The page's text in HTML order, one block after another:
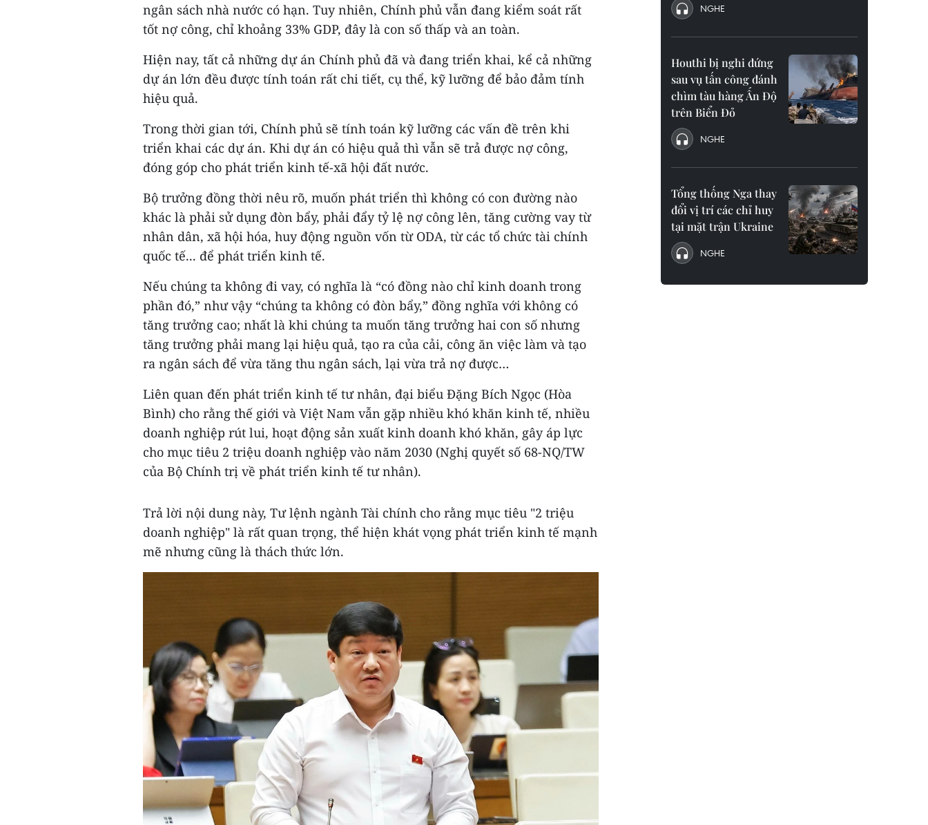
ngân sách nhà nước có hạn. Tuy nhiên, Chính phủ vẫn đang kiểm soát rất
tốt nợ công, chỉ khoảng 33% GDP, đây là con số thấp và an toàn.
Hiện nay, tất cả những dự án Chính phủ đã và đang triển khai, kể cả những
dự án lớn đều được tính toán rất chi tiết, cụ thể, kỹ lưỡng để bảo đảm tính
hiệu quả.
Trong thời gian tới, Chính phủ sẽ tính toán kỹ lưỡng các vấn đề trên khi
triển khai các dự án. Khi dự án có hiệu quả thì vẫn sẽ trả được nợ công,
đóng góp cho phát triển kinh tế-xã hội đất nước.
Bộ trưởng đồng thời nêu rõ, muốn phát triển thì không có con đường nào
khác là phải sử dụng đòn bẩy, phải đẩy tỷ lệ nợ công lên, tăng cường vay từ
nhân dân, xã hội hóa, huy động nguồn vốn từ ODA, từ các tổ chức tài chính
quốc tế... để phát triển kinh tế.
Nếu chúng ta không đi vay, có nghĩa là “có đồng nào chỉ kinh doanh trong
phần đó,” như vậy “chúng ta không có đòn bẩy,” đồng nghĩa với không có
tăng trưởng cao; nhất là khi chúng ta muốn tăng trưởng hai con số nhưng
tăng trưởng phải mang lại hiệu quả, tạo ra của cải, công ăn việc làm và tạo
ra ngân sách để vừa tăng thu ngân sách, lại vừa trả nợ được…
Liên quan đến phát triển kinh tế tư nhân, đại biểu Đặng Bích Ngọc (Hòa
Bình) cho rằng thế giới và Việt Nam vẫn gặp nhiều khó khăn kinh tế, nhiều
doanh nghiệp rút lui, hoạt động sản xuất kinh doanh khó khăn, gây áp lực
cho mục tiêu 2 triệu doanh nghiệp vào năm 2030 (Nghị quyết số 68-NQ/TW
của Bộ Chính trị về phát triển kinh tế tư nhân).
Trả lời nội dung này, Tư lệnh ngành Tài chính cho rằng mục tiêu "2 triệu
doanh nghiệp" là rất quan trọng, thể hiện khát vọng phát triển kinh tế mạnh
mẽ nhưng cũng là thách thức lớn.
NGHE
Houthi bị nghi đứng
sau vụ tấn công đánh
chìm tàu hàng Ấn Độ
trên Biển Đỏ
NGHE
Tổng thống Nga thay
đổi vị trí các chỉ huy
tại mặt trận Ukraine
NGHE